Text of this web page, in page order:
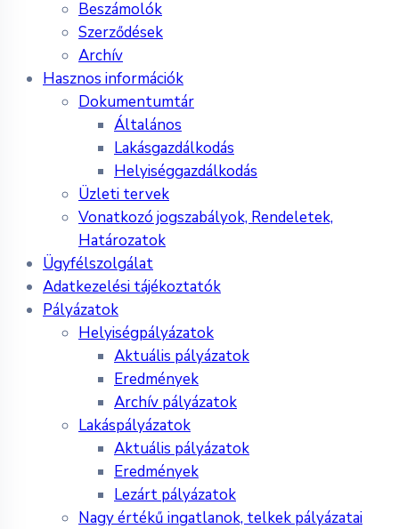
Beszámolók
Szerződések
Archív
Hasznos információk
Dokumentumtár
Általános
Lakásgazdálkodás
Helyiséggazdálkodás
Üzleti tervek
Vonatkozó jogszabályok, Rendeletek,
Határozatok
Ügyfélszolgálat
Adatkezelési tájékoztatók
Pályázatok
Helyiségpályázatok
Aktuális pályázatok
Eredmények
Archív pályázatok
Lakáspályázatok
Aktuális pályázatok
Eredmények
Lezárt pályázatok
Nagy értékű ingatlanok, telkek pályázatai